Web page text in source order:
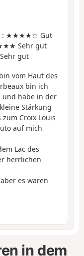
: ★★★★☆ Gut
Sehr gut
gut
vom Haut des
bin ich
und habe in der
Stärkung
Croix Louis
auf mich
Lac des
herrlichen
es waren
in dem